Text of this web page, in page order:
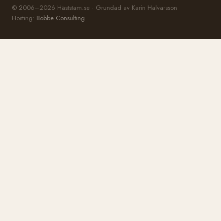
© 2006–2026 Häststam.se · Grundad av Karin Halvarsson
Hosting: Bobbe Consulting